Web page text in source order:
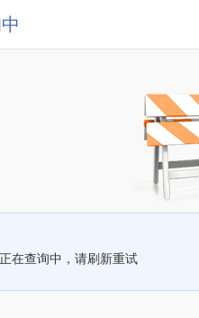
正在查询中，请刷新重试